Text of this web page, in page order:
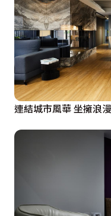
與玄關位置得以將視
處，增加空間層次感
E +F 將附屬於小孩房
看書的環境更好之外
3C設備越來越多元的
出可以單純屬於小孩的
的公共性，提供介入
G 書房（改為更衣室
後，由於其相鄰的空
小孩房的關係因為書
連結城市風華 坐擁浪漫